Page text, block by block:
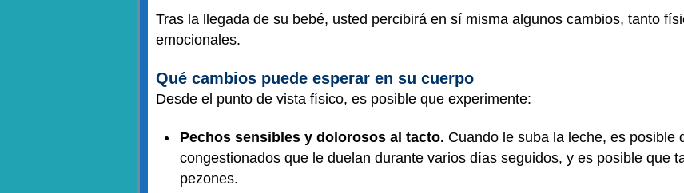
Tras la llegada de su bebé, usted percibirá en sí misma algunos cambios, tanto
emocionales.
Qué cambios puede esperar en su cuerpo
Desde el punto de vista físico, es posible que experimente:
Pechos sensibles y dolorosos al tacto. Cuando le suba la leche, es posible
congestionados que le duelan durante varios días seguidos, y es posible que
pezones.